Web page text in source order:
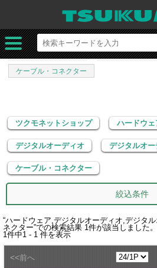
ツクモネットショップ
ハードウェア
デジタルオーディオ
デジタルオーデ
ケーブル・コネクター
ツクモネットショップ ハードウェ
デジタルオーディオ デジタルオー
ケーブル・コネクター
絞込条件
“ハードウェア,デジタルオーディオ,デジタ
ネクター”での検索結果 1 件が該当しました。
1 件中1 - 1 件を表示
<<前へ